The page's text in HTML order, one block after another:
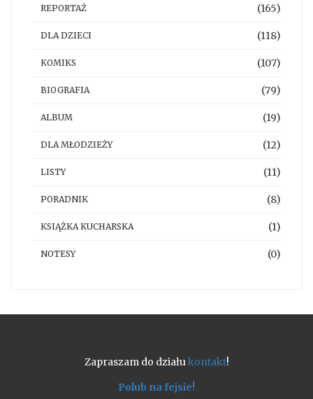
REPORTAŻ (165)
DLA DZIECI (118)
KOMIKS (107)
BIOGRAFIA (79)
ALBUM (19)
DLA MŁODZIEŻY (12)
LISTY (11)
PORADNIK (8)
KSIĄŻKA KUCHARSKA (1)
NOTESY (0)
Zapraszam do działu kontakt!
Polub na fejsie!